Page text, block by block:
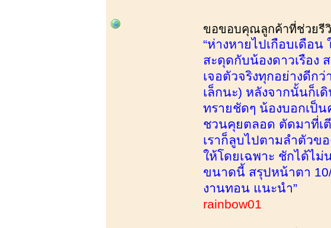
ขอขอบคุณลูกค้าที่ช่วยรี
“ห่างหายไปเกือบเดือ
สะดุดกับน้องดาวเรือง
เจอตัวจริงทุกอย่างดีก
เล็กนะ) หลังจากนั้นก็เ
ทรายชัดๆ น้องบอกเป็
ชวนคุยตลอด ตัดมาที่เ
เราก็ลูบไปตามลำตัวข
ให้โดยเฉพาะ ชักได้ไม่
ขนาดนี้ สรุปหน้าตา
งานทอน แนะนำ”
rainbow01